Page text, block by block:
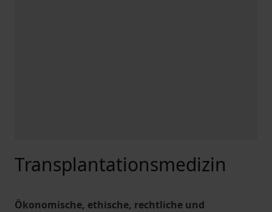
Transplantationsmedizin
Ökonomische, ethische, rechtliche und